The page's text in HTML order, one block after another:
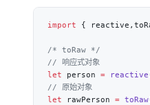
import {
let person = reactive
let rawPerson = toRaw